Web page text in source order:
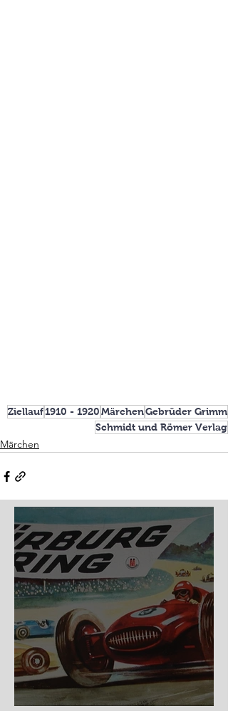
Ziellauf1910 - 1920MärchenGebrüder Grimm
Schmidt und Römer Verlag
Märchen